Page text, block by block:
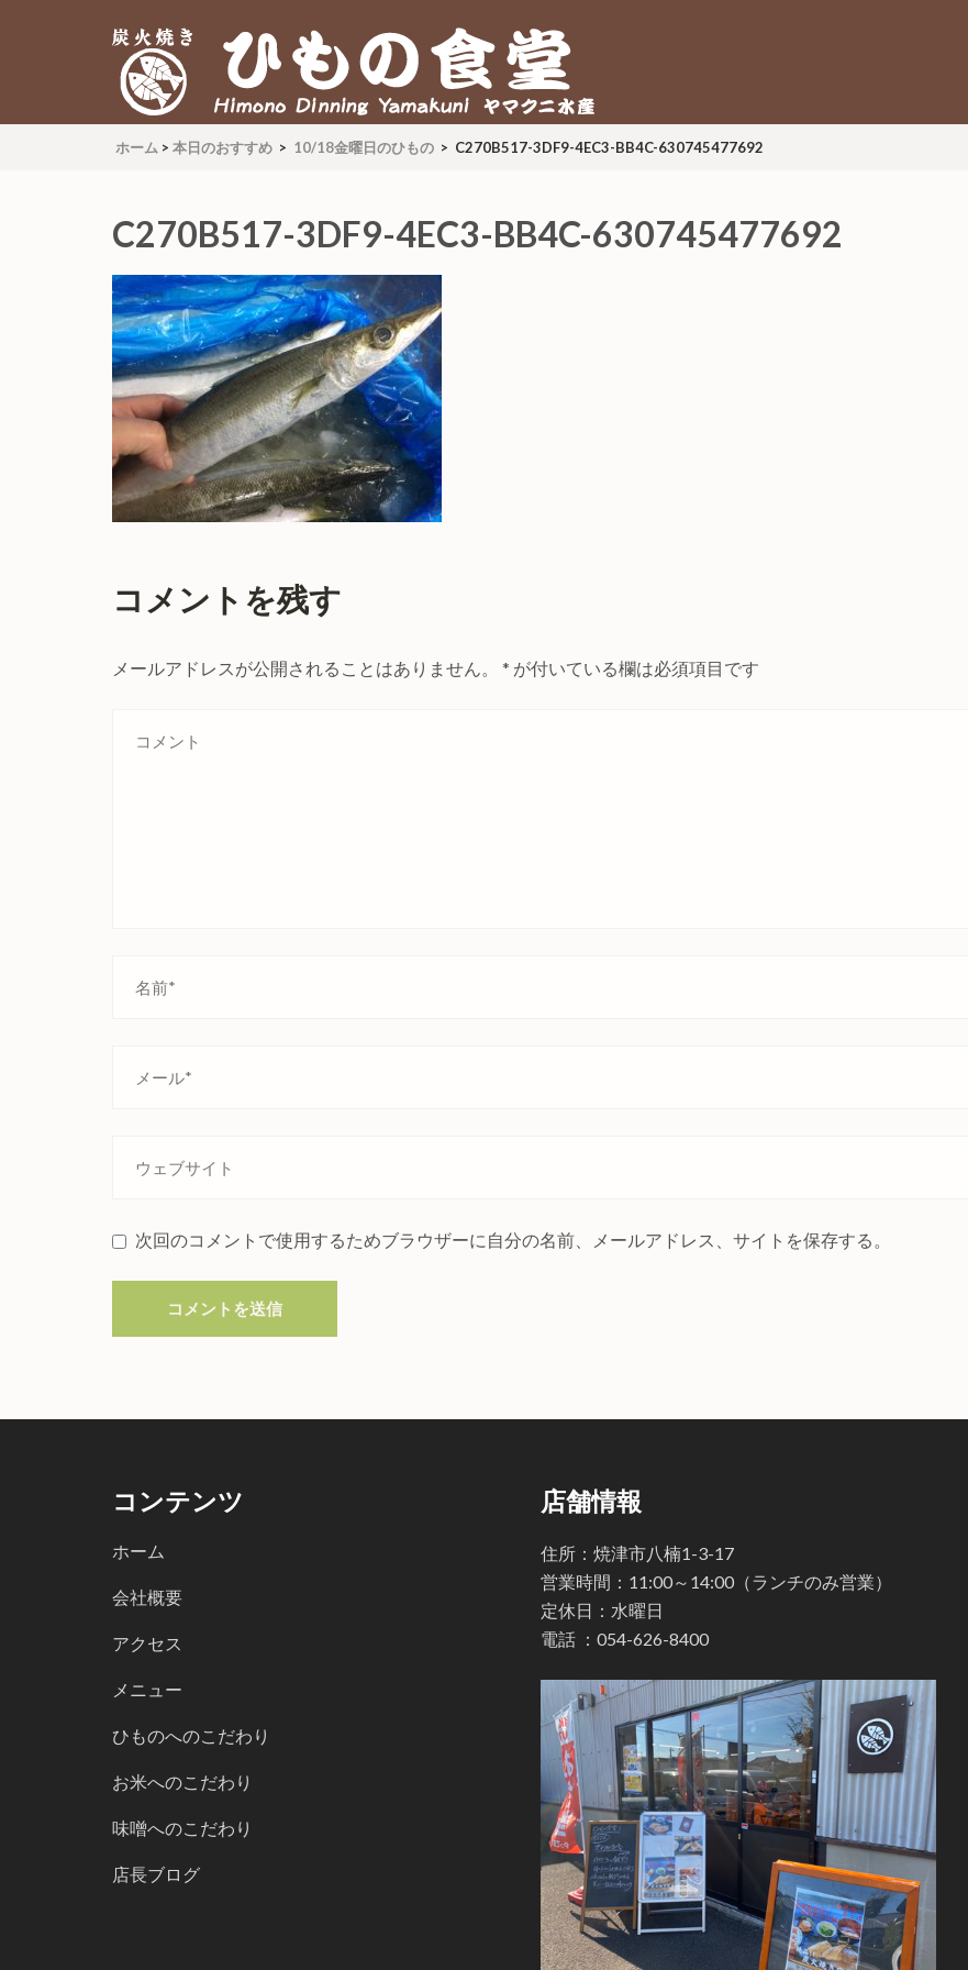
炭火焼 ひもの食堂 ヤマクニ水産
ホーム > 本日のおすすめ > 10/18金曜日のひもの > C270B517-3DF9-4EC3-BB4C-630745477692
C270B517-3DF9-4EC3-BB4C-630745477692
コメントを残す
メールアドレスが公開されることはありません。 * が付いている欄は必須項目です
次回のコメントで使用するためブラウザーに自分の名前、メールアドレス、サイトを保存する。
コンテンツ
ホーム
会社概要
アクセス
メニュー
ひものへのこだわり
お米へのこだわり
味噌へのこだわり
店長ブログ
店舗情報
住所：焼津市八楠1-3-17
営業時間：11:00～14:00（ランチのみ営業）
定休日：水曜日
電話 ： 054-626-8400